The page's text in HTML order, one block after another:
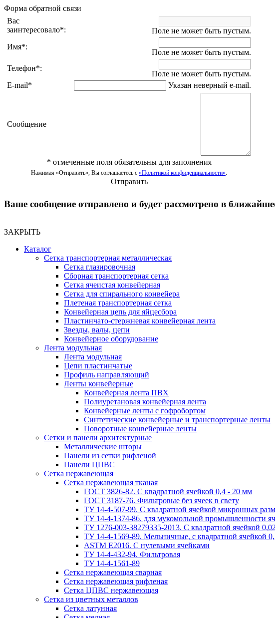
Форма обратной связи
Вас
заинтересовало*:
Поле не может быть пустым.
Имя*:
Поле не может быть пустым.
Телефон*:
Поле не может быть пустым.
E-mail* Указан неверный e-mail.
Сообщение
* отмеченные поля обязательны для заполнения
Нажимая «Отправить», Вы соглашаетесь с «Политикой конфиденциальности».
Отправить
Ваше сообщение отправлено и будет рассмотрено в
ЗАКРЫТЬ
Каталог
Сетка транспортерная металлическая
Сетка глазировочная
Сборная транспортерная сетка
Сетка ячеистая конвейерная
Сетка для спирального конвейера
Плетеная транспортерная сетка
Конвейерная цепь для яйцесбора
Пластинчато-стержневая конвейерная лента
Звезды, валы, цепи
Конвейерное оборудование
Лента модульная
Лента модульная
Цепи пластинчатые
Профиль направляющий
Ленты конвейерные
Конвейерная лента ПВХ
Полиуретановая конвейерная лента
Конвейерные ленты с гофробортом
Синтетические конвейерные и транспортерные ленты
Поворотные конвейерные ленты
Cетки и панели архитектурные
Металлические шторы
Панели из сетки рифленой
Панели ЦПВС
Сетка нержавеющая
Сетка нержавеющая тканая
ГОСТ 3826-82. C квадратной ячейкой 0,4 - 20 мм
ГОСТ 3187-76. Фильтровые без ячеек в свету
ТУ 14-4-507-99. C квадратной ячейкой микронных
ТУ 14-4-1374-86. для мукомольной промышленности
ТУ 1276-003-38279335-2013. С квадратной ячейкой
ТУ 14-4-1569-89. Мельничные, с квадратной ячейкой
ASTM E2016. С нулевыми ячейками
ТУ 14-4-432-94. Фильтровая
ТУ 14-4-1561-89
Сетка нержавеющая сварная
Сетка нержавеющая рифленая
Сетка ЦПВС нержавеющая
Сетка из цветных металлов
Сетка латунная